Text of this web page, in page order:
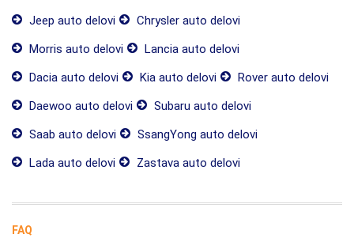
Jeep auto delovi
Chrysler auto delovi
Morris auto delovi
Lancia auto delovi
Dacia auto delovi
Kia auto delovi
Rover auto delovi
Daewoo auto delovi
Subaru auto delovi
Saab auto delovi
SsangYong auto delovi
Lada auto delovi
Zastava auto delovi
FAQ